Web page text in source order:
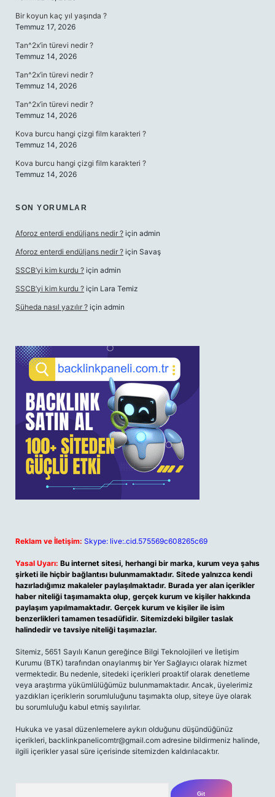
Bir koyun kaç yıl yaşında ?
Temmuz 17, 2026
Tan^2x’in türevi nedir ?
Temmuz 14, 2026
Tan^2x’in türevi nedir ?
Temmuz 14, 2026
Tan^2x’in türevi nedir ?
Temmuz 14, 2026
Kova burcu hangi çizgi film karakteri ?
Temmuz 14, 2026
Kova burcu hangi çizgi film karakteri ?
Temmuz 14, 2026
SON YORUMLAR
Aforoz enterdi endüljans nedir ? için admin
Aforoz enterdi endüljans nedir ? için Savaş
SSCB’yi kim kurdu ? için admin
SSCB’yi kim kurdu ? için Lara Temiz
Şüheda nasıl yazılır ? için admin
Reklam ve İletişim: Skype: live:.cid.575569c608265c69
Yasal Uyarı: Bu internet sitesi, herhangi bir marka, kurum veya şahıs
şirketi ile hiçbir bağlantısı bulunmamaktadır. Sitede yalnızca kendi
hazırladığımız makaleler paylaşılmaktadır. Burada yer alan içerikler
haber niteliği taşımamakta olup, gerçek kurum ve kişiler hakkında
paylaşım yapılmamaktadır. Gerçek kurum ve kişiler ile isim
benzerlikleri tamamen tesadüfidir. Sitemizdeki bilgiler taslak
halindedir ve tavsiye niteliği taşımazlar.
Sitemiz, 5651 Sayılı Kanun gereğince Bilgi Teknolojileri ve İletişim
Kurumu (BTK) tarafından onaylanmış bir Yer Sağlayıcı olarak hizmet
vermektedir. Bu nedenle, sitedeki içerikleri proaktif olarak denetleme
veya araştırma yükümlülüğümüz bulunmamaktadır. Ancak, üyelerimiz
yazdıkları içeriklerin sorumluluğunu taşımakta olup, siteye üye olarak
bu sorumluluğu kabul etmiş sayılırlar.
Hukuka ve yasal düzenlemelere aykırı olduğunu düşündüğünüz
içerikleri, backlinkpanelicomtr@gmail.com adresine bildirmeniz halinde,
ilgili içerikler yasal süre içerisinde sitemizden kaldırılacaktır.